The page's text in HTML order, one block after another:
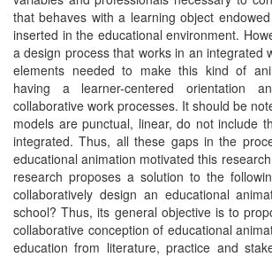
that behaves with a learning object
inserted in the educational environment.
a design process that works in an integrated
elements needed to make this kind of
having a learner-centered orientation
collaborative work processes. It should be
models are punctual, linear, do not include
integrated. Thus, all these gaps in the
educational animation motivated this
research proposes a solution to the
collaboratively design an educational
school? Thus, its general objective is to
collaborative conception of educational
education from literature, practice and